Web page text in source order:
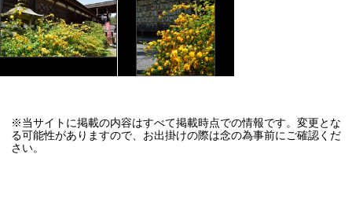
※当サイトに掲載の内容はすべて掲載時点での情報です。変更とな
る可能性がありますので、お出掛けの際は念の為事前にご確認くだ
さい。